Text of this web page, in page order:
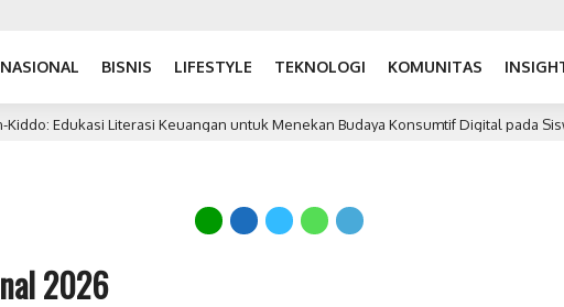
NASIONAL BISNIS LIFESTYLE TEKNOLOGI KOMUNITAS
Edukasi Literasi Keuangan untuk Menekan Budaya Konsumtif Digital pada Siswa
2026